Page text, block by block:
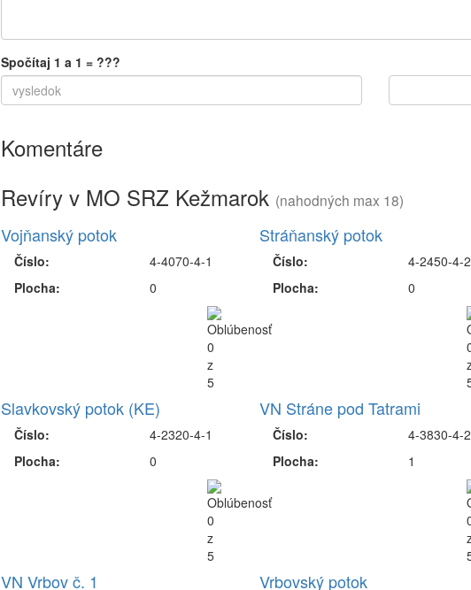
Spočítaj 1 a 1 = ???
Komentáre
Revíry v MO SRZ Kežmarok (nahodných max 18)
Vojňanský potok
Číslo:
Plocha:
4-4070-4-1
0
Stráňanský potok
Číslo:
Plocha:
4-2450-4-2
0
Slavkovský potok (KE)
Číslo:
Plocha:
4-2320-4-1
0
VN Stráne pod Tatrami
Číslo:
Plocha:
4-3830-4-2
1
VN Vrbov č. 1 Vrbovský potok